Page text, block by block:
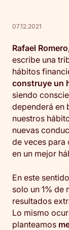
07.12.2021
Rafael Romero
escribe una
hábitos
construye un
siendo
dependerá en
nuestros
nuevas
de veces para
en un mejor
En este
solo un 1% de
resultados
Lo mismo
planteamos